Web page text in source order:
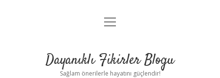
Anasayfa
Yasal Uyarı
menüyü
Dayanıklı Fikirler Blogu
Sağlam önerilerle hayatını güçlendir!